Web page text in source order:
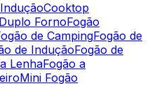
Cooktop
FornoFogão
de CampingFogão de
de InduçãoFogão de
LenhaFogão a
Mini Fogão